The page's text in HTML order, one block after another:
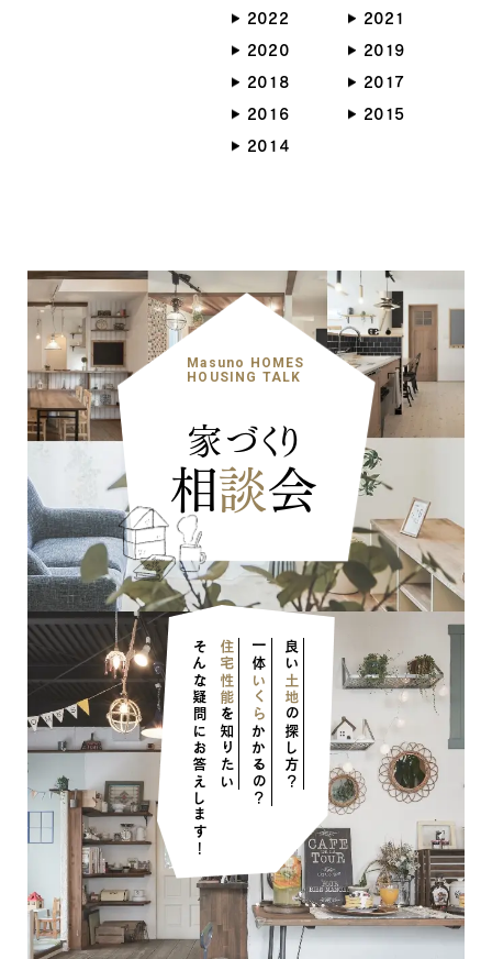
2022
2021
2020
2019
2018
2017
2016
2015
2014
Masuno HOMES
HOUSING TALK
家づくり
相談会
住宅性能
を知りたい
一体
いくら
かかるの？
良い
土地
の探し方？
そんな疑問にお答えします！